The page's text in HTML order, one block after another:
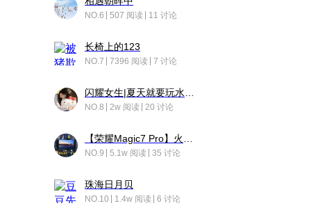
NO.6 507 阅读 11 讨论
长椅上的123
NO.7 7396 阅读 7 讨论
NO.8 2w 阅读 20 讨论
NO.9 5.1w 阅读 35 讨论
珠海日月贝
NO.10 1.4w 阅读 6 讨论